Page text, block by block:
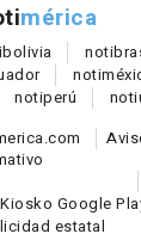
mérica
bolivia noti
noti
notiperú noti
Kiosko Google
estatal